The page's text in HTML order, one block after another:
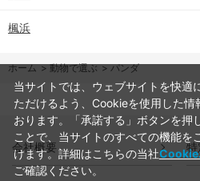
楓浜
ホーム >動物で選ぶ >パンダ
会社概要 特
当サイトでは、ウェブサイトを快適
ただけるよう、Cookieを使用した情
おります。「承諾する」ボタンを押
ことで、当サイトのすべての機能を
けます。詳細はこちらの当社Cookie
ご確認ください。